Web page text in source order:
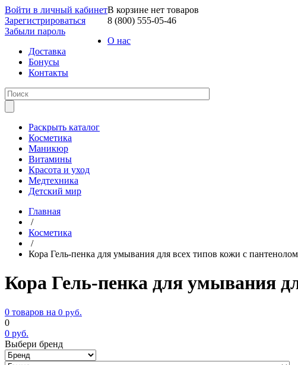
Войти в личный кабинет
Зарегистрироваться
Забыли пароль
В корзине нет товаров
8 (800) 555-05-46
О нас
Доставка
Бонусы
Контакты
Раскрыть каталог
Косметика
Маникюр
Витамины
Красота и уход
Медтехника
Детский мир
Главная
/
Косметика
/
Кора Гель-пенка для умывания для всех типов кожи с
Кора Гель-пенка для умывания
0 товаров на 0 руб.
0
0 руб.
Выбери бренд